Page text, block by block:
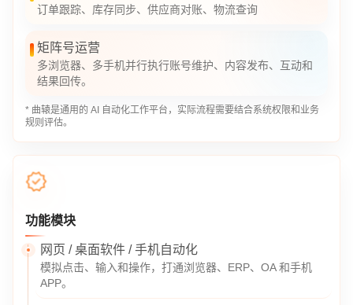
订单跟踪、库存同步、供应商对账、物流查询
矩阵号运营
多浏览器、多手机并行执行账号维护、内容发布、互动和
结果回传。
* 曲辕是通用的 AI 自动化工作平台，实际流程需要结合系统权限和业务
规则评估。
功能模块
网页 / 桌面软件 / 手机自动化
模拟点击、输入和操作，打通浏览器、ERP、OA 和手机
APP。